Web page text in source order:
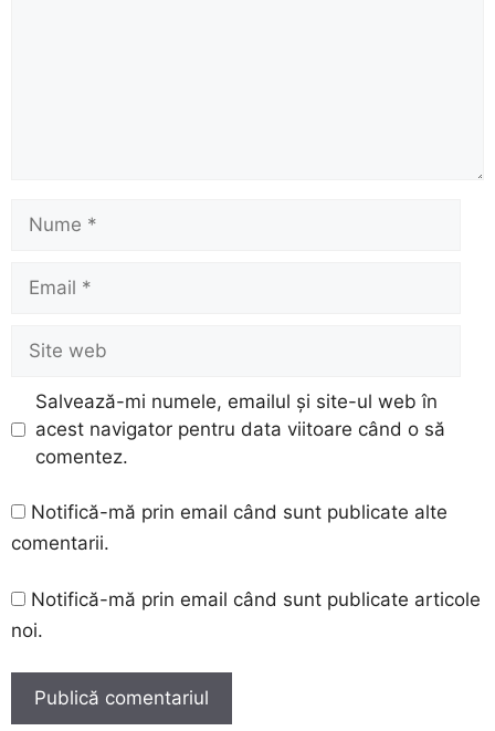
web
Salvează-mi numele, emailul și site-ul web în
acest navigator pentru data viitoare când o să
comentez.
Notifică-mă prin email când sunt publicate alte
comentarii.
Notifică-mă prin email când sunt publicate articole
noi.